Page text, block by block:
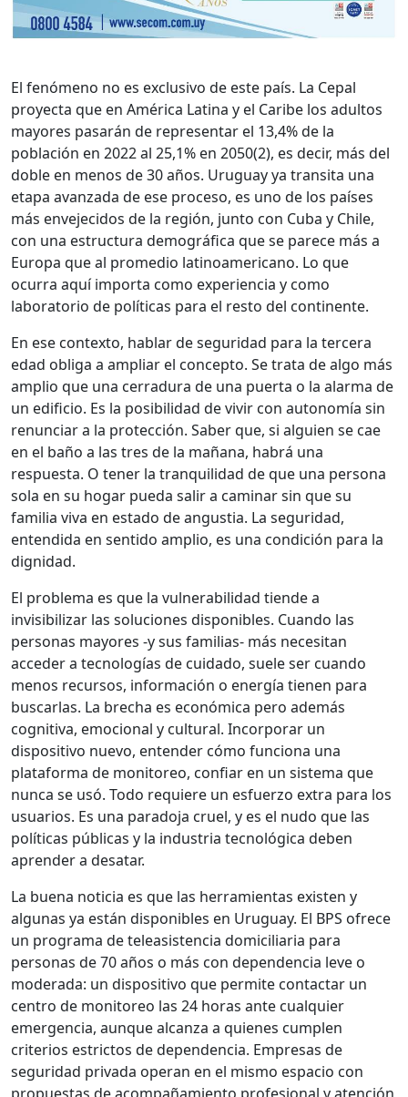
El fenómeno no es exclusivo de este país. La Cepal
proyecta que en América Latina y el Caribe los adultos
mayores pasarán de representar el 13,4% de la
población en 2022 al 25,1% en 2050(2), es decir, más del
doble en menos de 30 años. Uruguay ya transita una
etapa avanzada de ese proceso, es uno de los países
más envejecidos de la región, junto con Cuba y Chile,
con una estructura demográfica que se parece más a
Europa que al promedio latinoamericano. Lo que
ocurra aquí importa como experiencia y como
laboratorio de políticas para el resto del continente.
En ese contexto, hablar de seguridad para la tercera
edad obliga a ampliar el concepto. Se trata de algo más
amplio que una cerradura de una puerta o la alarma de
un edificio. Es la posibilidad de vivir con autonomía sin
renunciar a la protección. Saber que, si alguien se cae
en el baño a las tres de la mañana, habrá una
respuesta. O tener la tranquilidad de que una persona
sola en su hogar pueda salir a caminar sin que su
familia viva en estado de angustia. La seguridad,
entendida en sentido amplio, es una condición para la
dignidad.
El problema es que la vulnerabilidad tiende a
invisibilizar las soluciones disponibles. Cuando las
personas mayores -y sus familias- más necesitan
acceder a tecnologías de cuidado, suele ser cuando
menos recursos, información o energía tienen para
buscarlas. La brecha es económica pero además
cognitiva, emocional y cultural. Incorporar un
dispositivo nuevo, entender cómo funciona una
plataforma de monitoreo, confiar en un sistema que
nunca se usó. Todo requiere un esfuerzo extra para los
usuarios. Es una paradoja cruel, y es el nudo que las
políticas públicas y la industria tecnológica deben
aprender a desatar.
La buena noticia es que las herramientas existen y
algunas ya están disponibles en Uruguay. El BPS ofrece
un programa de teleasistencia domiciliaria para
personas de 70 años o más con dependencia leve o
moderada: un dispositivo que permite contactar un
centro de monitoreo las 24 horas ante cualquier
emergencia, aunque alcanza a quienes cumplen
criterios estrictos de dependencia. Empresas de
seguridad privada operan en el mismo espacio con